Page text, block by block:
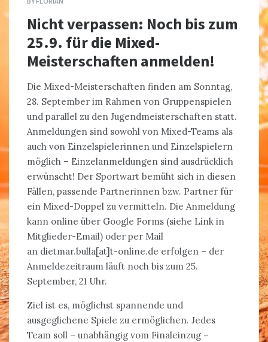
Nicht verpassen: Noch bis zum
25.9. für die Mixed-
Meisterschaften anmelden!
Die Mixed-Meisterschaften finden am Sonntag,
28. September im Rahmen von Gruppenspielen
und parallel zu den Jugendmeisterschaften statt.
Anmeldungen sind sowohl von Mixed-Teams als
auch von Einzelspielerinnen und Einzelspielern
möglich – Einzelanmeldungen sind ausdrücklich
erwünscht! Der Sportwart bemüht sich in diesen
Fällen, passende Partnerinnen bzw. Partner für
ein Mixed-Doppel zu vermitteln. Die Anmeldung
kann online über Google Forms (siehe Link in
Mitglieder-Email) oder per Mail
an dietmar.bulla[at]t-online.de erfolgen – der
Anmeldezeitraum läuft noch bis zum 25.
September, 21 Uhr.
Ziel ist es, möglichst spannende und
ausgeglichene Spiele zu ermöglichen. Jedes
Team soll – unabhängig vom Finaleinzug –